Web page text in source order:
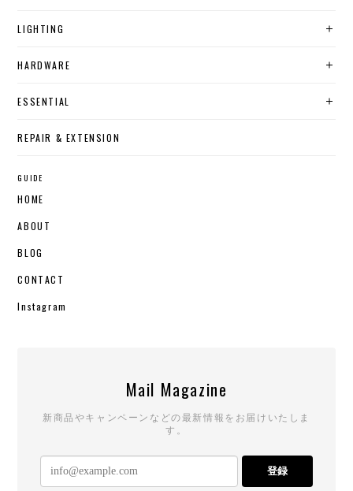
LIGHTING
HARDWARE
ESSENTIAL
REPAIR & EXTENSION
GUIDE
HOME
ABOUT
BLOG
CONTACT
Instagram
Mail Magazine
新商品やキャンペーンなどの最新情報をお届けいたしま
す。
登録